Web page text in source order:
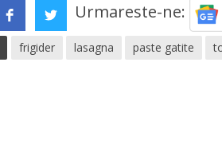
Urmareste-ne:
frigider lasagna paste gatite